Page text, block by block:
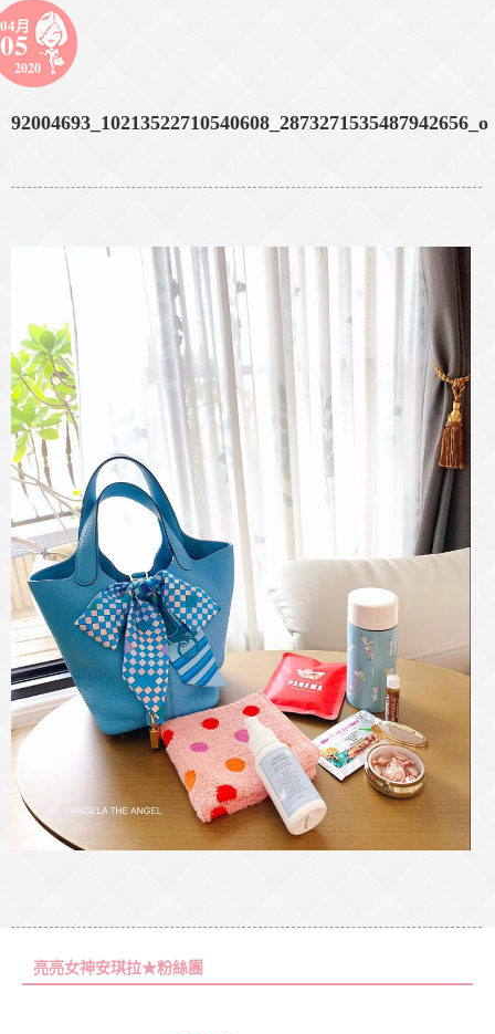
04月
05
2020
92004693_10213522710540608_2873271535487942656_o
亮亮女神安琪拉★粉絲團